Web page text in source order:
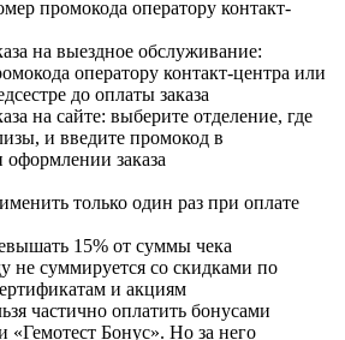
промокода оператору контакт-
на выездное обслуживание:
оператору контакт-центра или
до оплаты заказа
на сайте: выберите отделение, где
и введите промокод в
заказа
только один раз при оплате
15% от суммы чека
не суммируется со скидками по
и акциям
частично оплатить бонусами
«Гемотест Бонус». Но за него